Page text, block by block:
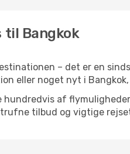
til Bangkok
– det er en
eller noget nyt i
hundredvis af
tilbud og vigtige